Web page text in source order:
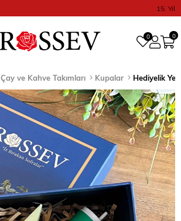
15. Yıl
0
0
Çay ve Kahve Takımları Kupalar Hediyelik